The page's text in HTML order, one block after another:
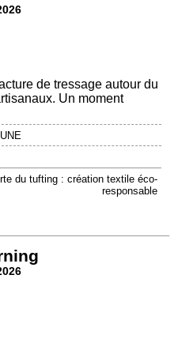
de tressage autour du
Un moment
du tufting : création textile éco-
responsable